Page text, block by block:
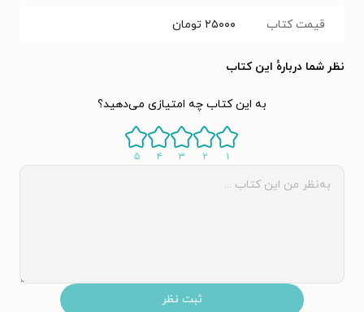
قیمت کتاب ۲۵۰۰۰ تومان
نظر شما دربارهٔ این کتاب
به این کتاب چه امتیازی می‌دهید؟
۱ ۲ ۳ ۴ ۵
ثبت نظر